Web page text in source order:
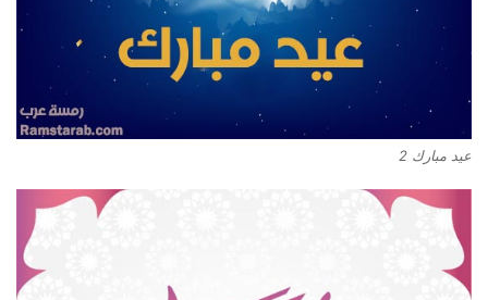
عيد مبارك 2